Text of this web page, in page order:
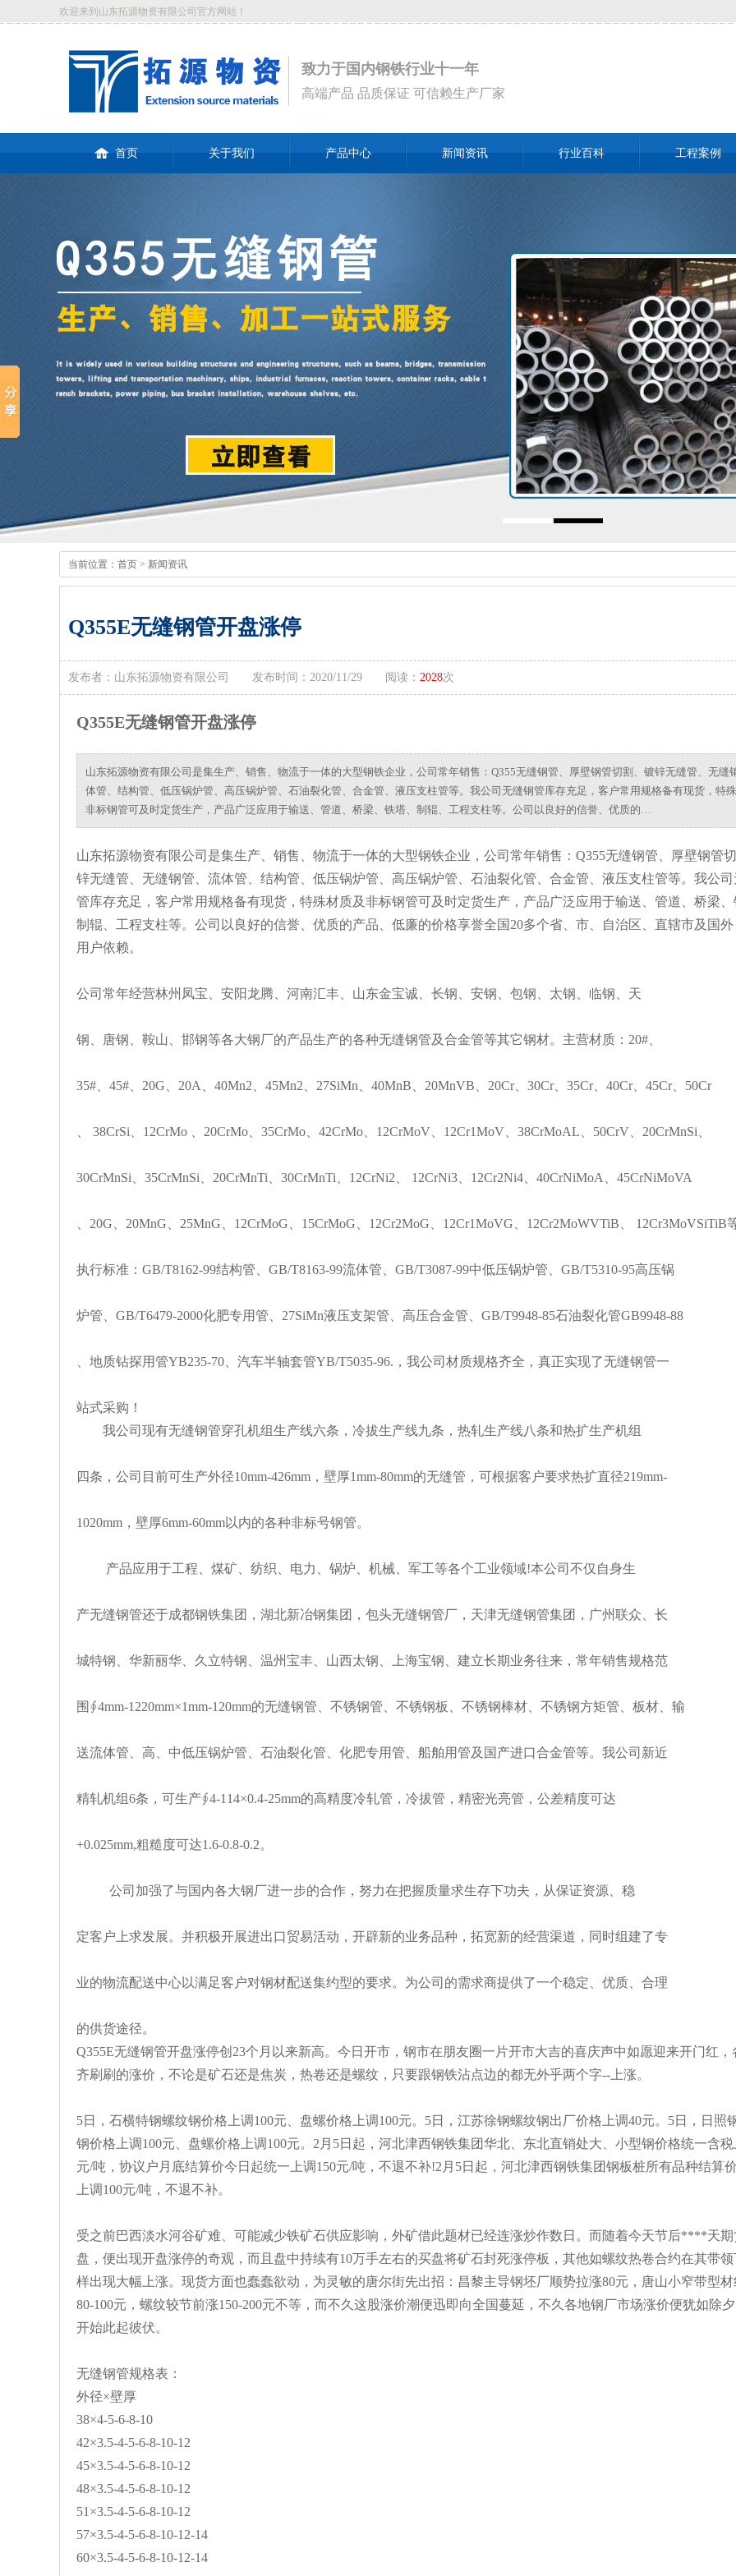
欢迎来到山东拓源物资有限公司官方网站！
致力于国内钢铁行业十一年
高端产品 品质保证 可信赖生产厂家
首页 关于我们 产品中心 新闻资讯 行业百科 工程案例
当前位置： 首页 > 新闻资讯
Q355E无缝钢管开盘涨停
发布者：山东拓源物资有限公司 发布时间：2020/11/29 阅读： 2028次
Q355E无缝钢管开盘涨停
山东拓源物资有限公司是集生产、销售、物流于一体的大型钢铁企业，公司常年销售：Q355无缝钢管、厚壁钢管切割、镀锌无缝管、无缝
体管、结构管、低压锅炉管、高压锅炉管、石油裂化管、合金管、液压支柱管等。我公司无缝钢管库存充足，客户常用规格备有现货，特
非标钢管可及时定货生产，产品广泛应用于输送、管道、桥梁、铁塔、制辊、工程支柱等。公司以良好的信誉、优质的…
山东拓源物资有限公司是集生产、销售、物流于一体的大型钢铁企业，公司常年销售：Q355无缝钢管、厚壁钢管
锌无缝管、无缝钢管、流体管、结构管、低压锅炉管、高压锅炉管、石油裂化管、合金管、液压支柱管等。我公
管库存充足，客户常用规格备有现货，特殊材质及非标钢管可及时定货生产，产品广泛应用于输送、管道、桥梁
制辊、工程支柱等。公司以良好的信誉、优质的产品、低廉的价格享誉全国20多个省、市、自治区、直辖市及国
用户依赖。
公司常年经营林州凤宝、安阳龙腾、河南汇丰、山东金宝诚、长钢、安钢、包钢、太钢、临钢、天
钢、唐钢、鞍山、邯钢等各大钢厂的产品生产的各种无缝钢管及合金管等其它钢材。主营材质：20#、
35#、45#、20G、20A、40Mn2、45Mn2、27SiMn、40MnB、20MnVB、20Cr、30Cr、35Cr、40Cr、45Cr、50Cr
、 38CrSi、12CrMo 、20CrMo、35CrMo、42CrMo、12CrMoV、12Cr1MoV、38CrMoAL、50CrV、20CrMnSi、
30CrMnSi、35CrMnSi、20CrMnTi、30CrMnTi、12CrNi2、 12CrNi3、12Cr2Ni4、40CrNiMoA、45CrNiMoVA
、20G、20MnG、25MnG、12CrMoG、15CrMoG、12Cr2MoG、12Cr1MoVG、12Cr2MoWVTiB、 12Cr3MoVSiTiB
执行标准：GB/T8162-99结构管、GB/T8163-99流体管、GB/T3087-99中低压锅炉管、GB/T5310-95高压锅
炉管、GB/T6479-2000化肥专用管、27SiMn液压支架管、高压合金管、GB/T9948-85石油裂化管GB9948-88
、地质钻探用管YB235-70、汽车半轴套管YB/T5035-96.，我公司材质规格齐全，真正实现了无缝钢管一
站式采购！
我公司现有无缝钢管穿孔机组生产线六条，冷拔生产线九条，热轧生产线八条和热扩生产机组
四条，公司目前可生产外径10mm-426mm，壁厚1mm-80mm的无缝管，可根据客户要求热扩直径219mm-
1020mm，壁厚6mm-60mm以内的各种非标号钢管。
产品应用于工程、煤矿、纺织、电力、锅炉、机械、军工等各个工业领域!本公司不仅自身生
产无缝钢管还于成都钢铁集团，湖北新冶钢集团，包头无缝钢管厂，天津无缝钢管集团，广州联众、长
城特钢、华新丽华、久立特钢、温州宝丰、山西太钢、上海宝钢、建立长期业务往来，常年销售规格范
围∮4mm-1220mm×1mm-120mm的无缝钢管、不锈钢管、不锈钢板、不锈钢棒材、不锈钢方矩管、板材、输
送流体管、高、中低压锅炉管、石油裂化管、化肥专用管、船舶用管及国产进口合金管等。我公司新近
精轧机组6条，可生产∮4-114×0.4-25mm的高精度冷轧管，冷拔管，精密光亮管，公差精度可达
+0.025mm,粗糙度可达1.6-0.8-0.2。
公司加强了与国内各大钢厂进一步的合作，努力在把握质量求生存下功夫，从保证资源、稳
定客户上求发展。并积极开展进出口贸易活动，开辟新的业务品种，拓宽新的经营渠道，同时组建了专
业的物流配送中心以满足客户对钢材配送集约型的要求。为公司的需求商提供了一个稳定、优质、合理
的供货途径。
Q355E无缝钢管开盘涨停创23个月以来新高。今日开市，钢市在朋友圈一片开市大吉的喜庆声中如愿迎来开门红，
齐刷刷的涨价，不论是矿石还是焦炭，热卷还是螺纹，只要跟钢铁沾点边的都无外乎两个字--上涨。
5日，石横特钢螺纹钢价格上调100元、盘螺价格上调100元。5日，江苏徐钢螺纹钢出厂价格上调40元。5日，日照
钢价格上调100元、盘螺价格上调100元。2月5日起，河北津西钢铁集团华北、东北直销处大、小型钢价格统一含税
元/吨，协议户月底结算价今日起统一上调150元/吨，不退不补!2月5日起，河北津西钢铁集团钢板桩所有品种结算
上调100元/吨，不退不补。
受之前巴西淡水河谷矿难、可能减少铁矿石供应影响，外矿借此题材已经连涨炒作数日。而随着今天节后****天期
盘，便出现开盘涨停的奇观，而且盘中持续有10万手左右的买盘将矿石封死涨停板，其他如螺纹热卷合约在其带
样出现大幅上涨。现货方面也蠢蠢欲动，为灵敏的唐尔街先出招：昌黎主导钢坯厂顺势拉涨80元，唐山小窄带型
80-100元，螺纹较节前涨150-200元不等，而不久这股涨价潮便迅即向全国蔓延，不久各地钢厂市场涨价便犹如除
开始此起彼伏。
无缝钢管规格表：
外径×壁厚
38×4-5-6-8-10
42×3.5-4-5-6-8-10-12
45×3.5-4-5-6-8-10-12
48×3.5-4-5-6-8-10-12
51×3.5-4-5-6-8-10-12
57×3.5-4-5-6-8-10-12-14
60×3.5-4-5-6-8-10-12-14